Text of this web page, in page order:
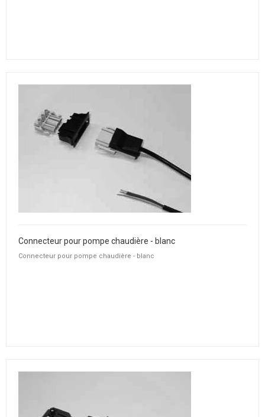
Connecteur pour pompe chaudière - blanc
Connecteur pour pompe chaudière - blanc